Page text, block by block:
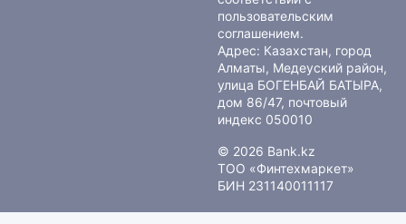
пользовательским
соглашением.
Адрес: Казахстан, город
Алматы, Медеуский район,
улица БОГЕНБАЙ БАТЫРА,
дом 86/47, почтовый
индекс 050010
© 2026 Bank.kz
ТОО «Финтехмаркет»
БИН 231140011117